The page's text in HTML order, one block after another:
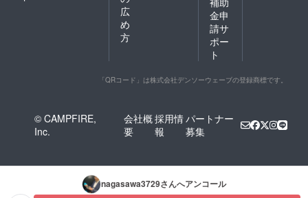
広
め
方
金申
請サ
ポー
ト
「QRコード」は株式会社デンソーウェーブの登録商標です。
© CAMPFIRE,
Inc.
会社概
要
採用情
報
パートナー
募集
nagasawa3729さんへアンコール